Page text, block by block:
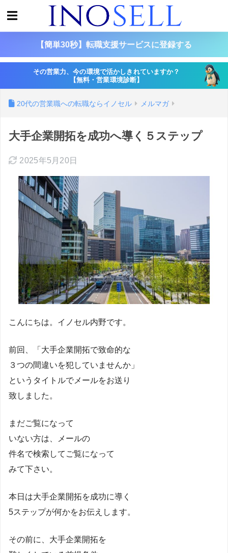
【簡単30秒】転職支援サービスに登録する
その営業力、今の環境で活かしきれていますか？
【無料・営業環境診断】
20代の営業職への転職ならイノセル メルマガ
大手企業開拓を成功へ導く５ステップ
2025年5月20日
こんにちは。イノセル内野です。
前回、「大手企業開拓で致命的な
３つの間違いを犯していませんか」
というタイトルでメールをお送り
致しました。
まだご覧になって
いない方は、メールの
件名で検索してご覧になって
みて下さい。
本日は大手企業開拓を成功に導く
5ステップが何かをお伝えします。
その前に、大手企業開拓を